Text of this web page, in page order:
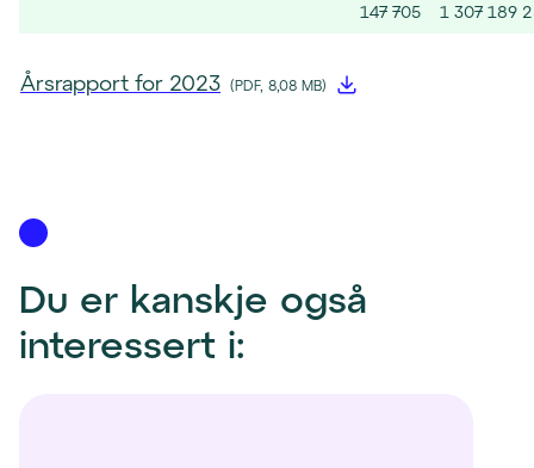
147 705 1 307 189
Årsrapport for 2023 (PDF, 8,08 MB)
t
Du er kanskje også
interessert i: